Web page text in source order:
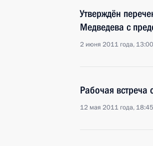
Утверждён
Медведева с
2 июня 2011 года, 13:00
Рабочая
12 мая 2011 года, 18:45